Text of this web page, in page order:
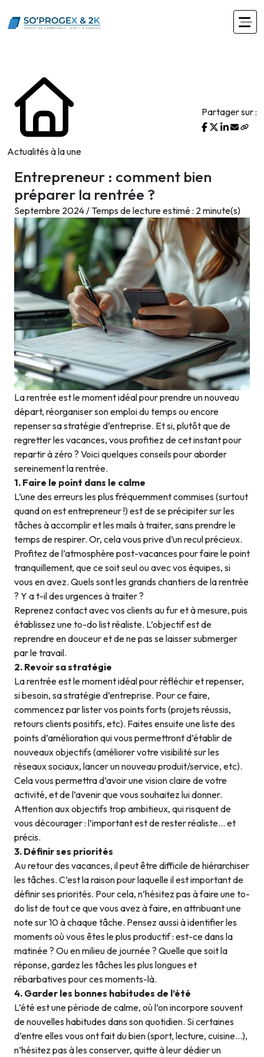
Actualités à la une
Partager sur :
Entrepreneur : comment bien
préparer la rentrée ?
Septembre 2024 / Temps de lecture estimé : 2 minute(s)
La rentrée est le moment idéal pour prendre un nouveau
départ, réorganiser son emploi du temps ou encore
repenser sa stratégie d’entreprise. Et si, plutôt que de
regretter les vacances, vous profitiez de cet instant pour
repartir à zéro ? Voici quelques conseils pour aborder
sereinement la rentrée.
1. Faire le point dans le calme
L’une des erreurs les plus fréquemment commises (surtout
quand on est entrepreneur !) est de se précipiter sur les
tâches à accomplir et les mails à traiter, sans prendre le
temps de respirer. Or, cela vous prive d’un recul précieux.
Profitez de l’atmosphère post-vacances pour faire le point
tranquillement, que ce soit seul ou avec vos équipes, si
vous en avez. Quels sont les grands chantiers de la rentrée
? Y a t-il des urgences à traiter ?
Reprenez contact avec vos clients au fur et à mesure, puis
établissez une to-do list réaliste. L’objectif est de
reprendre en douceur et de ne pas se laisser submerger
par le travail.
2. Revoir sa stratégie
La rentrée est le moment idéal pour réfléchir et repenser,
si besoin, sa stratégie d’entreprise. Pour ce faire,
commencez par lister vos points forts (projets réussis,
retours clients positifs, etc). Faites ensuite une liste des
points d’amélioration qui vous permettront d’établir de
nouveaux objectifs (améliorer votre visibilité sur les
réseaux sociaux, lancer un nouveau produit/service, etc).
Cela vous permettra d’avoir une vision claire de votre
activité, et de l’avenir que vous souhaitez lui donner.
Attention aux objectifs trop ambitieux, qui risquent de
vous décourager : l’important est de rester réaliste… et
précis.
3. Définir ses priorités
Au retour des vacances, il peut être difficile de hiérarchiser
les tâches. C’est la raison pour laquelle il est important de
définir ses priorités. Pour cela, n’hésitez pas à faire une to-
do list de tout ce que vous avez à faire, en attribuant une
note sur 10 à chaque tâche. Pensez aussi à identifier les
moments où vous êtes le plus productif : est-ce dans la
matinée ? Ou en milieu de journée ? Quelle que soit la
réponse, gardez les tâches les plus longues et
rébarbatives pour ces moments-là.
4. Garder les bonnes habitudes de l’été
L’été est une période de calme, où l’on incorpore souvent
de nouvelles habitudes dans son quotidien. Si certaines
d’entre elles vous ont fait du bien (sport, lecture, cuisine…),
n’hésitez pas à les conserver, quitte à leur dédier un